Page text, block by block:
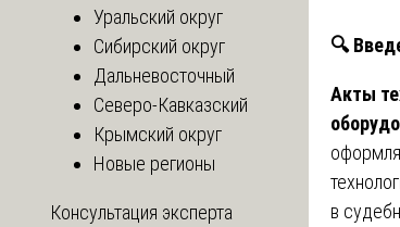
🔍
Акты
в
Уральский округ
Сибирский округ
Дальневосточный
Северо-Кавказский
Крымский округ
Новые регионы
Консультация эксперта